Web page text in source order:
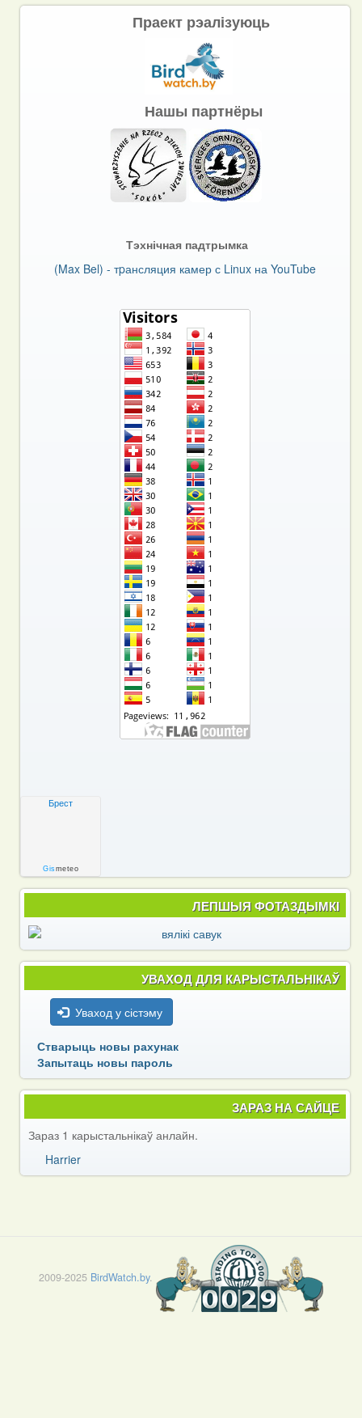
Праект рэалізуюць
Нашы партнёры
Тэхнічная падтрымка
(Max Bel) - тpансляция камер с Linux на YouTube
Брест
Gismeteo
ЛЕПШЫЯ ФОТАЗДЫМКІ
УВАХОД ДЛЯ КАРЫСТАЛЬНІКАЎ
Уваход у сістэму
Стварыць новы рахунак
Запытаць новы пароль
ЗАРАЗ НА САЙЦЕ
Зараз 1 карыстальнікаў анлайн.
Harrier
2009-2025 BirdWatch.by.